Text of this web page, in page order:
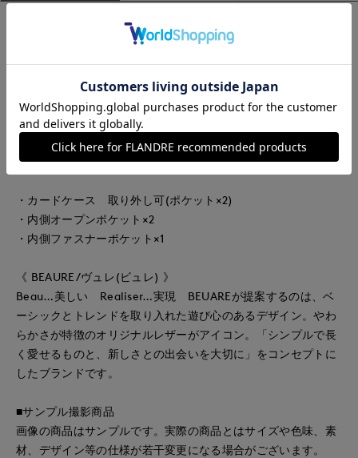
艶めくレザーが主役となるエナメルトートバッグ。上品な光沢
をたたえたエナメル仕上げが毎日の装いに洗練された印象を添
えてくれます。15インチのPCやA4サイズもしっかり収納で
き、パス＆キーケース付きで使い勝手も抜群。上品なデザイン
はオンオフ問わず活躍し、お洒落ママのマザーズバッグとして
も頼れる一品です。
・カードケース 取り外し可(ポケット×2)
・内側オープンポケット×2
・内側ファスナーポケット×1
《 BEAURE/ヴュレ(ビュレ) 》
Beau…美しい Realiser…実現 BEUAREが提案するのは、ベ
ーシックとトレンドを取り入れた遊び心のあるデザイン。やわ
らかさが特徴のオリジナルレザーがアイコン。「シンプルで長
く愛せるものと、新しさとの出会いを大切に」をコンセプトに
したブランドです。
■サンプル撮影商品
画像の商品はサンプルです。実際の商品とはサイズや色味、素
材、デザイン等の仕様が若干変更になる場合がございます。